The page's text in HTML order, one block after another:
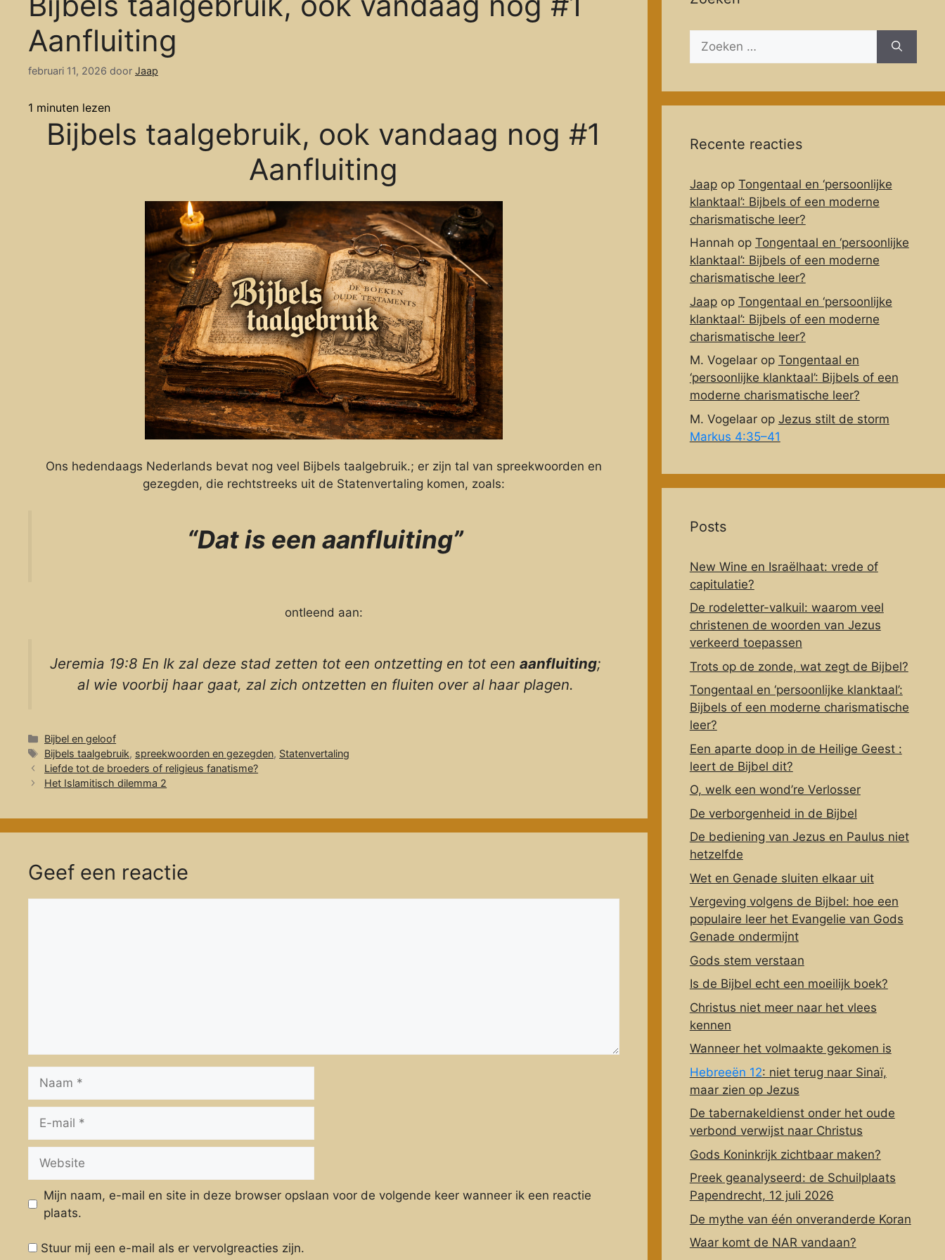
Aanfluiting
februari 11, 2026 door Jaap
1 minuten lezen
Bijbels taalgebruik, ook vandaag nog #1
Aanfluiting
Ons hedendaags Nederlands bevat nog veel Bijbels taalgebruik.; er zijn tal van spreekwoorden en
gezegden, die rechtstreeks uit de Statenvertaling komen, zoals:
“Dat is een aanfluiting”
ontleend aan:
Jeremia 19:8 En Ik zal deze stad zetten tot een ontzetting en tot een aanfluiting;
al wie voorbij haar gaat, zal zich ontzetten en fluiten over al haar plagen.
Categorieën
Bijbel en geloof
Tags
Bijbels taalgebruik, spreekwoorden en gezegden, Statenvertaling
Liefde tot de broeders of religieus fanatisme?
Het Islamitisch dilemma 2
Geef een reactie
mail
Mijn naam, e-mail en site in deze browser opslaan voor de volgende keer wanneer ik een reactie
plaats.
Stuur mij een e-mail als er vervolgreacties zijn.
naar:
Recente reacties
Jaapop Tongentaal en ‘persoonlijke
klanktaal’: Bijbels of een moderne
charismatische leer?
Hannah op Tongentaal en ‘persoonlijke
klanktaal’: Bijbels of een moderne
charismatische leer?
Jaapop Tongentaal en ‘persoonlijke
klanktaal’: Bijbels of een moderne
charismatische leer?
M. Vogelaarop Tongentaal en
‘persoonlijke klanktaal’: Bijbels of een
moderne charismatische leer?
M. Vogelaarop Jezus stilt de storm
Markus 4:35–41
Posts
New Wine en Israëlhaat: vrede of
capitulatie?
De rodeletter-valkuil: waarom veel
christenen de woorden van Jezus
verkeerd toepassen
Trots op de zonde, wat zegt de Bijbel?
Tongentaal en ‘persoonlijke klanktaal’:
Bijbels of een moderne charismatische
leer?
Een aparte doop in de Heilige Geest :
leert de Bijbel dit?
O, welk een wond’re Verlosser
De verborgenheid in de Bijbel
De bediening van Jezus en Paulus niet
hetzelfde
Wet en Genade sluiten elkaar uit
Vergeving volgens de Bijbel: hoe een
populaire leer het Evangelie van Gods
Genade ondermijnt
Gods stem verstaan
Is de Bijbel echt een moeilijk boek?
Christus niet meer naar het vlees
kennen
Wanneer het volmaakte gekomen is
Hebreeën 12: niet terug naar Sinaï,
maar zien op Jezus
De tabernakeldienst onder het oude
verbond verwijst naar Christus
Gods Koninkrijk zichtbaar maken?
Preek geanalyseerd: de Schuilplaats
Papendrecht, 12 juli 2026
De mythe van één onveranderde Koran
Waar komt de NAR vandaan?